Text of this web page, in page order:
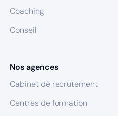
Coaching
Conseil
Nos agences
Cabinet de recrutement
Centres de formation